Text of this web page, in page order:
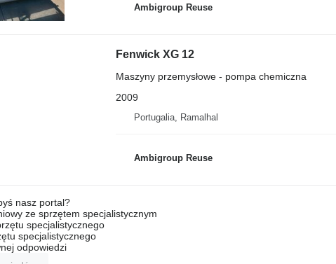
Ambigroup Reuse
Fenwick XG 12
Maszyny przemysłowe - pompa chemiczna
2009
Portugalia, Ramalhal
Ambigroup Reuse
nasz portal?
ze sprzętem specjalistycznym
specjalistycznego
specjalistycznego
odpowiedzi